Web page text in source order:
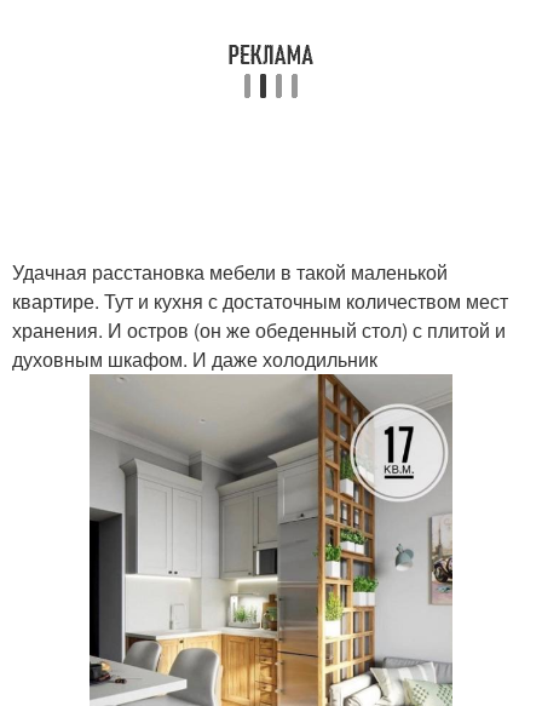
Удачная расстановка мебели в такой маленькой
квартире. Тут и кухня с достаточным количеством мест
хранения. И остров (он же обеденный стол) с плитой и
духовным шкафом. И даже холодильник